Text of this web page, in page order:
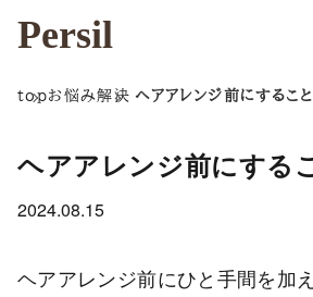
Persil
topお悩み解決 ヘアアレンジ前にするこ
ヘアアレンジ前にする
2024.08.15
ヘアアレンジ前にひと手間を加